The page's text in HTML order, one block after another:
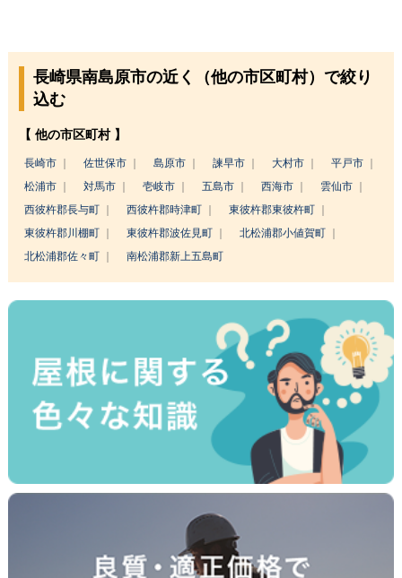
長崎県南島原市の近く（他の市区町村）で絞り
込む
【 他の市区町村 】
長崎市 佐世保市 島原市 諫早市 大村市
平戸市
松浦市
対馬市 壱岐市 五島市 西海市
雲仙市
西彼杵郡長与町
西彼杵郡時津町
東彼杵郡東彼杵町
東彼杵郡川棚町
東彼杵郡波佐見町
北松浦郡小値賀町
北松浦郡佐々町
南松浦郡新上五島町